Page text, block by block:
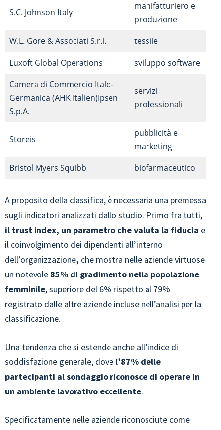
S.C. Johnson Italy
manifatturiero e
produzione
W.L. Gore & Associati S.r.l.
tessile
Luxoft Global Operations
sviluppo software
Camera di Commercio Italo-
Germanica (AHK Italien)Ipsen
S.p.A.
servizi
professionali
Storeis
pubblicità e
marketing
Bristol Myers Squibb
biofarmaceutico
A proposito della classifica, è necessaria una premessa
sugli indicatori analizzati dallo studio. Primo fra tutti,
il trust index, un parametro che valuta la fiducia e
il coinvolgimento dei dipendenti all’interno
dell’organizzazione, che mostra nelle aziende virtuose
un notevole 85% di gradimento nella popolazione
femminile, superiore del 6% rispetto al 79%
registrato dalle altre aziende incluse nell’analisi per la
classificazione.
Una tendenza che si estende anche all’indice di
soddisfazione generale, dove l’87% delle
partecipanti al sondaggio riconosce di operare in
un ambiente lavorativo eccellente.
Specificatamente nelle aziende riconosciute come